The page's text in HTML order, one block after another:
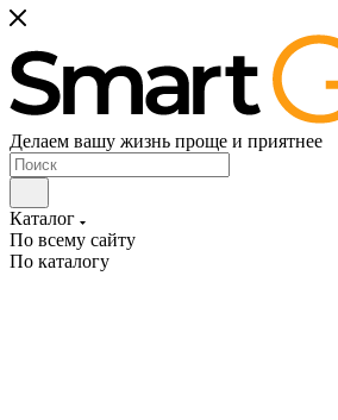
Делаем вашу жизнь проще и приятнее
Каталог
По всему сайту
По каталогу